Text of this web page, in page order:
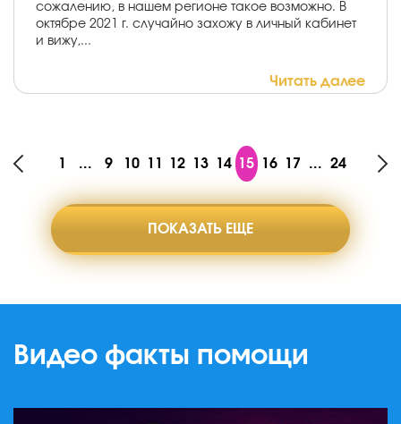
сожалению, в нашем регионе такое возможно. В
октябре 2021 г. случайно захожу в личный кабинет
и вижу,...
Читать далее
1 ... 9 10 11 12 13 14 15 16 17 ... 24
ПОКАЗАТЬ ЕЩЕ
Видео факты помощи